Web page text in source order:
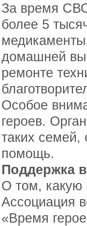
За время
более 5
домашней
ремонте
Особое
героев.
таких семей,
помощь.
Поддержка
О том, какую
Ассоциация
«Время